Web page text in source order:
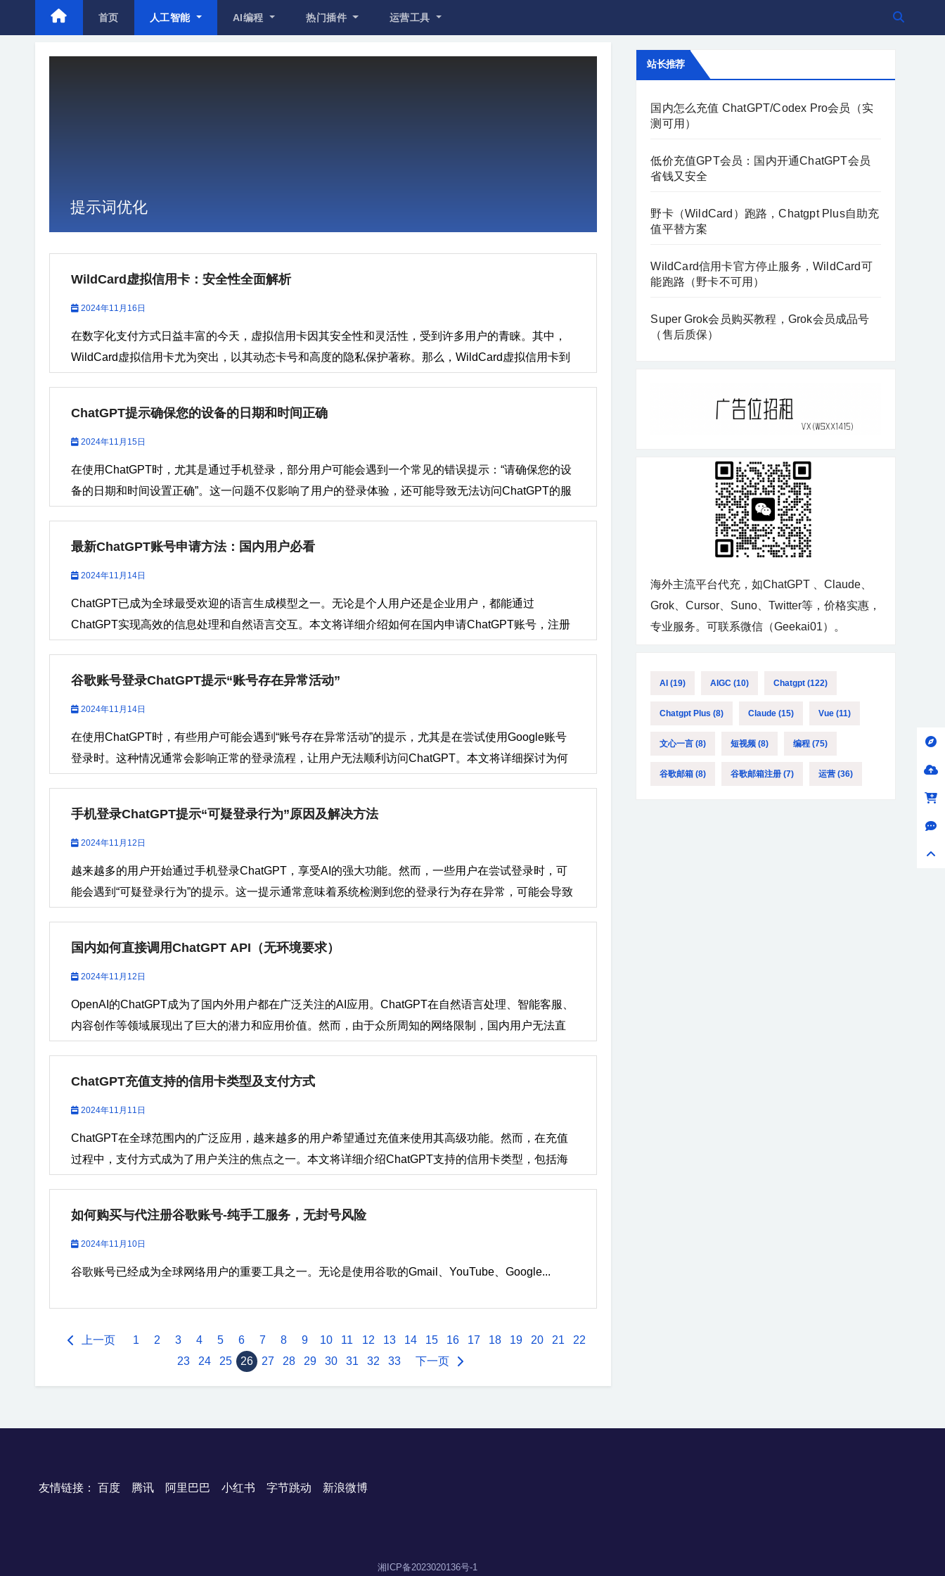
首页 人工智能 AI编程 热门插件 运营工具
提示词优化
WildCard虚拟信用卡：安全性全面解析
2024年11月16日
在数字化支付方式日益丰富的今天，虚拟信用卡因其安全性和灵活性，受到许多用户的青睐。其中，
WildCard虚拟信用卡尤为突出，以其动态卡号和高度的隐私保护著称。那么，WildCard虚拟信用卡到
WildCard虚拟信用卡安全性详解 安全性是WildCard虚拟信用卡的一大核心卖点，也是用户最为关心的
问题。WildCard虚拟信用卡通过以下方式，确保用户支付信息的高度安全： 交易限额设定用户可根据
需求设置交易限额，确保即使发生风险，损失也会控制在可接受的范围内。特别适用于较大金额的支
付操作。 国内实体公司运营WildCard虚拟信用卡是国内实体公司（广州壁虎信息科技有限公司）开发
并运营。 隐私保护WildCard虚拟信用卡不绑定用户真实身份信息，进一步降低身份信息被盗风险。这
不仅在安全性上表现出色，还具备众多独特优势，提升了用户的支付体验。 灵活便捷开卡流程简便，
无需等待邮寄，在线即可完成卡片申请和激活操作，非常适合急需支付的用户。 支持全球支付
支付工具，让用户随时随地完成支付操作。 费用透明WildCard虚拟信用卡的费用结构清晰，无额外的
隐藏费用，用户可以完全掌握自己的支付成本。 多卡管理WildCard虚拟信用卡支持一个账户内创建多
张虚拟卡，便于不同用途的分离管理，如购物卡、订阅卡、商务卡等，提升了账户的灵活性和财务透
明度。 三、WildCard虚拟信用卡的常见使用场景 WildCard虚拟信用卡的广泛适用性使其成为用户理
充值ChatGPT、Netflix等，WildCard虚拟信用卡支持全球范围内的订阅服务，非常适合支付
ChatGPT...
ChatGPT提示确保您的设备的日期和时间正确
2024年11月15日
在使用ChatGPT时，尤其是通过手机登录，部分用户可能会遇到一个常见的错误提示：“请确保您的设
备的日期和时间设置正确”。这一问题不仅影响了用户的登录体验，还可能导致无法访问ChatGPT的服
一、错误提示的原因 该错误提示的根本原因与手机设备的日期和时间设置有关。ChatGPT及其他在线
服务通常依赖于准确的时间同步机制来确保用户的身份验证和数据传输的安全性。如果设备的日期和
时间设置不正确，系统会认为设备的认证请求存在异常，从而触发错误提示。 具体原因可以归结为以
下几点： 设备的日期和时间不准确：如果手机设备上的日期和时间设置错误，ChatGPT的服务器在进
行身份验证时可能会因时间不匹配而拒绝连接。 时区设置问题：时区设置错误也会导致时间显示不正
与真实时间存在偏差。 设备软件问题：手机操作系统中的某些bug或配置问题可能导致日期和时间设
置异常，进而影响应用程序的正常运行。 二、如何解决手机登录ChatGPT时的日期和时间设置错误 要
1....
最新ChatGPT账号申请方法：国内用户必看
2024年11月14日
ChatGPT已成为全球最受欢迎的语言生成模型之一。无论是个人用户还是企业用户，都能通过
ChatGPT实现高效的信息处理和自然语言交互。本文将详细介绍如何在国内申请ChatGPT账号，注册
注册并登录到ChatGPT账号，用户可以与AI进行对话、获取高质量的文本生成、智能回复等服务。
ChatGPT在多种领域中得到广泛应用，包括客服、内容创作、编程助手、学术研究等，因此，拥有一
个ChatGPT账号对于提升个人或企业的工作效率具有重要意义。 二、ChatGPT账号支持的邮箱 在申
请ChatGPT账号时，用户需要提供一个有效的电子邮件地址。这个邮箱不仅用于账户的注册，还会作
为账户的重要联络方式。常见的支持邮箱类型包括： Gmail：这是最常用的注册邮箱类型，尤其适用
谷歌账号登录ChatGPT提示“账号存在异常活动”
2024年11月14日
在使用ChatGPT时，有些用户可能会遇到“账号存在异常活动”的提示，尤其是在尝试使用Google账号
登录时。这种情况通常会影响正常的登录流程，让用户无法顺利访问ChatGPT。本文将详细探讨为何
系统可能会将这些尝试视为异常活动。这是因为频繁的登录尝试可能会被误判为恶意行为，如账号被
盗或账号被用于未经授权的操作。 IP地址或设备变动较大如果您的登录请求来自不同的地理位置或设
备（比如在多个国家或地区之间切换），Google的安全机制可能会检测到异常活动。尤其是当您的IP
地址发生变化时，Google可能认为您的账号存在安全风险，因此要求验证身份以确认您是账号的持有
人。 未通过谷歌验证或登录历史问题如果您尚未通过Google账号的身份验证，或者有过某些历史问题
证身份或进一步的安全检查来解决。 共享账号的使用情况如果您和他人共享Google账号，可能会触发
系统的异常活动警告。共享账号增加了账号被盗用或滥用的风险，Google系统会自动加强账号的安全
录并看到异常活动的提示时，通常系统会要求您进行身份验证。最常见的验证方式是输入一个有效的
手机号码。如果您没有绑定手机号，或者系统无法识别您的手机信息，您需要提供一个有效的海外手
机号。 选择一个常见的海外手机号（如美国、加拿大、英国等国家的手机号）。 输入该手机号并等待
Google发送验证代码。 输入验证码完成验证，之后您就能重新尝试登录ChatGPT。 （2）使用谷歌账
常活动被暂时锁定，Google通常会提供恢复账号的选项。在这种情况下，您可以按照Google的账号恢
复流程进行操作，证明您是该账号的合法拥有者。恢复后，您应该可以顺利登录ChatGPT。 最好不要
直接使用谷歌账号关联登录ChatGPT，用谷歌账号单独注册个ChatGPT账号
手机登录ChatGPT提示“可疑登录行为”原因及解决方法
2024年11月12日
越来越多的用户开始通过手机登录ChatGPT，享受AI的强大功能。然而，一些用户在尝试登录时，可
能会遇到“可疑登录行为”的提示。这一提示通常意味着系统检测到您的登录行为存在异常，可能会导致
由ChatGPT后台的安全系统自动触发，旨在保护用户账号安全。以下是几种常见的导致此提示的原
因： 错误描述：“我们检测到可疑的登录行为，将阻止进一步的尝试，请与管理员联系”。 1....
国内如何直接调用ChatGPT API（无环境要求）
2024年11月12日
OpenAI的ChatGPT成为了国内外用户都在广泛关注的AI应用。ChatGPT在自然语言处理、智能客服、
内容创作等领域展现出了巨大的潜力和应用价值。然而，由于众所周知的网络限制，国内用户无法直
ChatGPT充值支持的信用卡类型及支付方式
2024年11月11日
ChatGPT在全球范围内的广泛应用，越来越多的用户希望通过充值来使用其高级功能。然而，在充值
过程中，支付方式成为了用户关注的焦点之一。本文将详细介绍ChatGPT支持的信用卡类型，包括海
如何购买与代注册谷歌账号-纯手工服务，无封号风险
2024年11月10日
谷歌账号已经成为全球网络用户的重要工具之一。无论是使用谷歌的Gmail、YouTube、Google...
上一页 1 2 3 4 5 6 7 8 9 10 11 12 13 14 15 16 17 18 19 20 21
22
23
24 25 26 27 28 29 30 31 32 33 下一页
站长推荐
国内怎么充值 ChatGPT/Codex Pro会员（实
测可用）
低价充值GPT会员：国内开通ChatGPT会员
省钱又安全
野卡（WildCard）跑路，Chatgpt Plus自助充
值平替方案
WildCard信用卡官方停止服务，WildCard可
能跑路（野卡不可用）
Super Grok会员购买教程，Grok会员成品号
（售后质保）
海外主流平台代充，如ChatGPT 、Claude、
Grok、Cursor、Suno、Twitter等，价格实惠，
专业服务。可联系微信（Geekai01）。
AI (19) AIGC (10) Chatgpt (122)
Chatgpt Plus (8) Claude (15) Vue (11)
文心一言 (8) 短视频 (8) 编程 (75)
谷歌邮箱 (8) 谷歌邮箱注册 (7) 运营 (36)
友情链接： 百度 腾讯 阿里巴巴 小红书 字节跳动 新浪微博
湘ICP备2023020136号-1